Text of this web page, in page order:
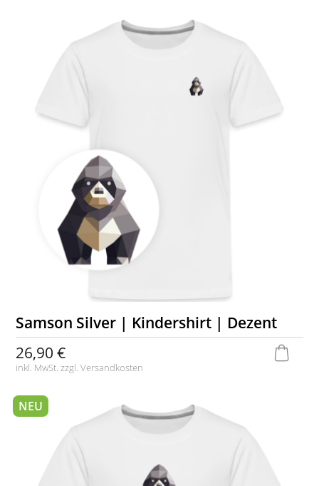
Samson Silver | Kindershirt | Dezent
26,90 €
inkl. MwSt. zzgl.Versandkosten
NEU